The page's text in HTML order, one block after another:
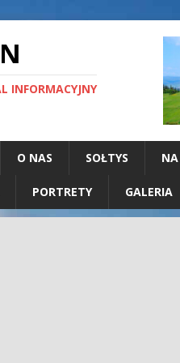
INFORMACYJNY
O NAS SOŁTYS
PORTRETY GALERIA